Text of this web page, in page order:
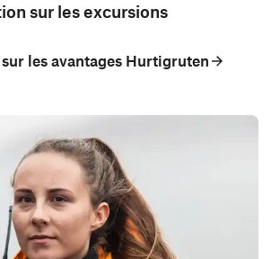
sur les excursions
les avantages Hurtigruten